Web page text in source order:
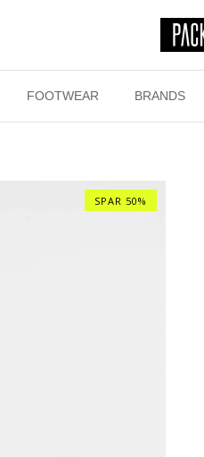
FOOTWEAR BRANDS
SPAR 50%